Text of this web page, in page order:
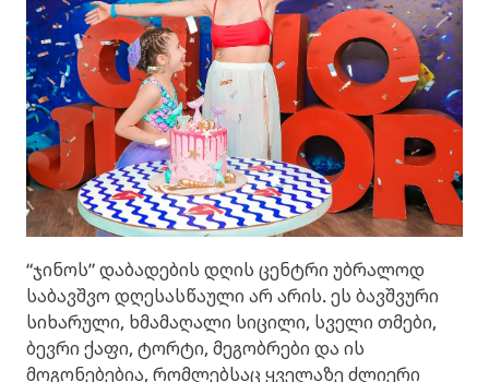
“ჯინოს” დაბადების დღის ცენტრი უბრალოდ
საბავშვო დღესასწაული არ არის. ეს ბავშვური
სიხარული, ხმამაღალი სიცილი, სველი თმები,
ბევრი ქაფი, ტორტი, მეგობრები და ის
მოგონებებია, რომლებსაც ყველაზე ძლიერი